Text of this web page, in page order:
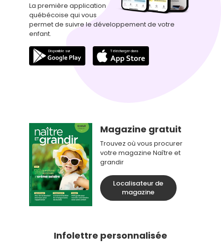
La première application
québécoise qui vous
permet de suivre le développement de votre
enfant.
Magazine gratuit
Trouvez où vous procurer
votre magazine Naître et
grandir
Localisateur de
magazine
Infolettre personnalisée